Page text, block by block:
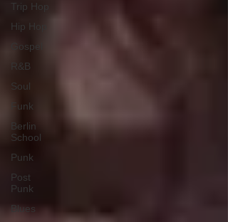
Trip Hop
Hip Hop
Gospel
R&B
Soul
Funk
Berlin
School
Punk
Post
Punk
Blues